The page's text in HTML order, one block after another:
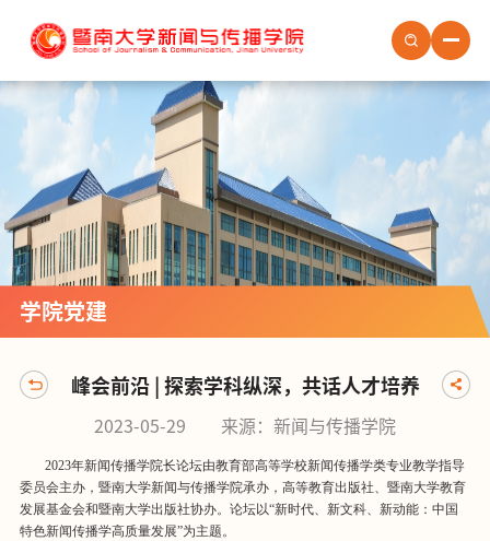
首页
学院概况
学院新闻
学院党建
学生培养
教职员工
场地预约
学院党建
峰会前沿 | 探索学科纵深，共话人才培养
2023-05-29 来源：新闻与传播学院
2023年新闻传播学院长论坛由教育部高等学校新闻传播学类专业教学指导
委员会主办，暨南大学新闻与传播学院承办，高等教育出版社、暨南大学教育
发展基金会和暨南大学出版社协办。论坛以“新时代、新文科、新动能：中国
特色新闻传播学高质量发展”为主题。